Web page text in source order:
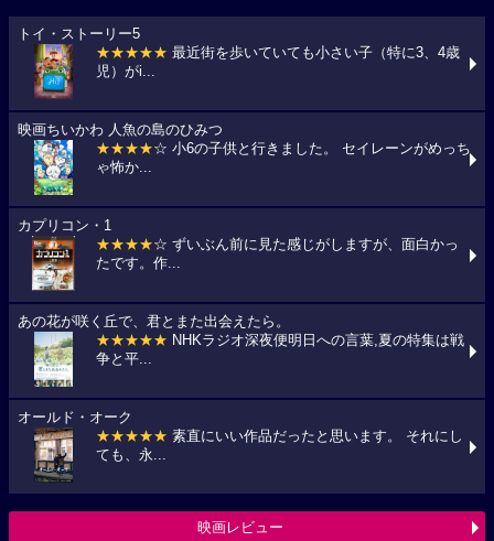
トイ・ストーリー5
★★★★★ 最近街を歩いていても小さい子（特に3、4歳
児）がi...
映画ちいかわ 人魚の島のひみつ
★★★★☆ 小6の子供と行きました。 セイレーンがめっち
ゃ怖か...
カプリコン・1
★★★★☆ ずいぶん前に見た感じがしますが、面白かっ
たです。作...
あの花が咲く丘で、君とまた出会えたら。
★★★★★ NHKラジオ深夜便明日への言葉,夏の特集は戦
争と平...
オールド・オーク
★★★★★ 素直にいい作品だったと思います。 それにし
ても、永...
映画レビュー